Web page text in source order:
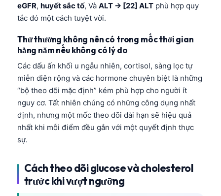
eGFR, huyết sắc tố, Và ALT → [22] ALT phù hợp quy
tắc đó một cách tuyệt vời.
Thứ thường không nên có trong mốc thời gian
hằng năm nếu không có lý do
Các dấu ấn khối u ngẫu nhiên, cortisol, sàng lọc tự
miễn diện rộng và các hormone chuyên biệt là những
“bộ theo dõi mặc định” kém phù hợp cho người ít
nguy cơ. Tất nhiên chúng có những công dụng nhất
định, nhưng một mốc theo dõi dài hạn sẽ hiệu quả
nhất khi mỗi điểm đều gắn với một quyết định thực
sự.
Cách theo dõi glucose và cholesterol
trước khi vượt ngưỡng